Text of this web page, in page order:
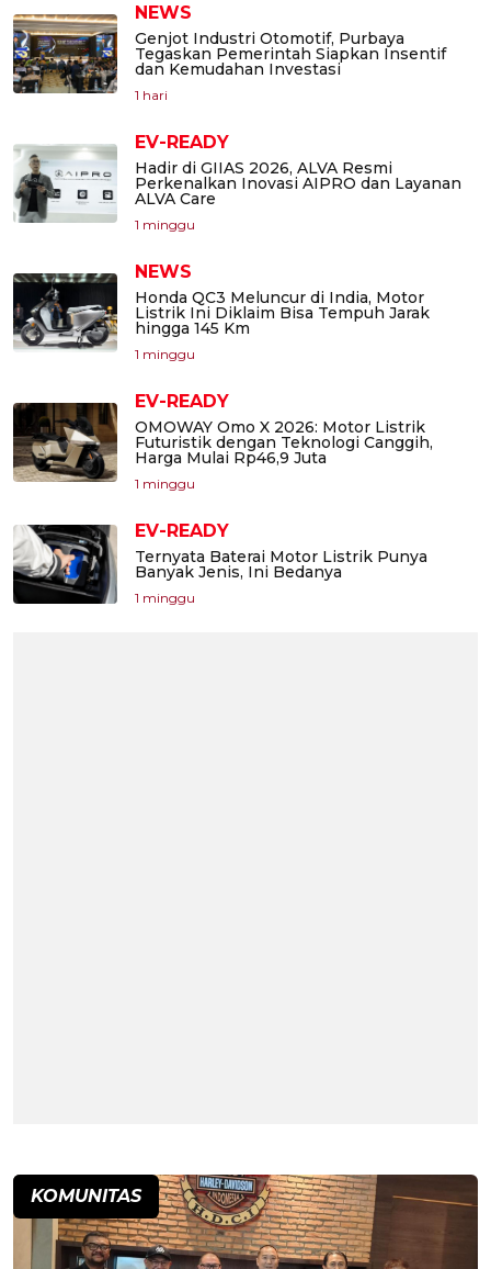
NEWS
Genjot Industri Otomotif, Purbaya
Tegaskan Pemerintah Siapkan Insentif
dan Kemudahan Investasi
1 hari
EV-READY
Hadir di GIIAS 2026, ALVA Resmi
Perkenalkan Inovasi AIPRO dan Layanan
ALVA Care
1 minggu
NEWS
Honda QC3 Meluncur di India, Motor
Listrik Ini Diklaim Bisa Tempuh Jarak
hingga 145 Km
1 minggu
EV-READY
OMOWAY Omo X 2026: Motor Listrik
Futuristik dengan Teknologi Canggih,
Harga Mulai Rp46,9 Juta
1 minggu
EV-READY
Ternyata Baterai Motor Listrik Punya
Banyak Jenis, Ini Bedanya
1 minggu
KOMUNITAS